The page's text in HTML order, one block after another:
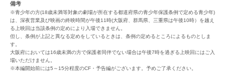
備考
※青少年の方(18歳未満等対象の劇場が所在する都道府県の青少年保護条例で定める青少年)
は、深夜営業及び映画の終映時間が午後11時(大阪府、群馬県、三重県は午後10時）を越え
る上映回は当該条例の定めにより入場できません。
但し、条例が上記と異なる定めをしているときは、条例の定めるところによるものとしま
す。
大阪府においては16歳未満の方で保護者同伴でない場合は午後7時を過ぎる上映回にはご入
場いただけません。
※本編開始前には5～15分程度のCF・予告編がございます。予めご了承ください。